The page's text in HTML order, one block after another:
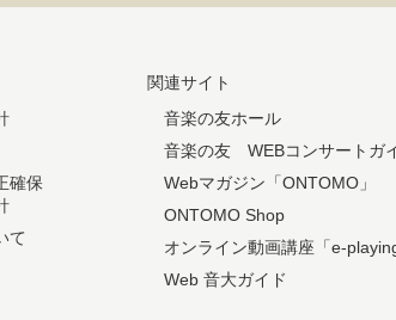
確保
て
関連サイト
音楽の友ホール
音楽の友 WEBコンサートガ
Webマガジン「ONTOMO」
ONTOMO Shop
オンライン動画講座「e-playing
Web 音大ガイド